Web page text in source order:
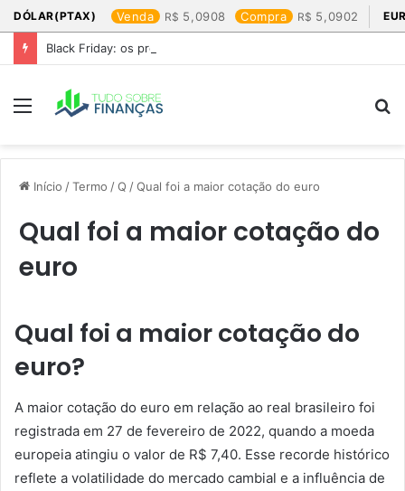
DÓLAR(PTAX) Venda 5,0908 Compra 5,0902
Black Friday: os produtos que mais valem a pena
Menu
Início /Termo /Q /Qual foi a maior cotação do euro​
Qual foi a maior cotação do
euro​
Qual foi a maior cotação do
euro​?
A maior cotação do euro em relação ao real brasileiro foi
registrada em 27 de fevereiro de 2022, quando a moeda
europeia atingiu o valor de R$ 7,40. Esse recorde histórico
reflete a volatilidade do mercado cambial e a influência de